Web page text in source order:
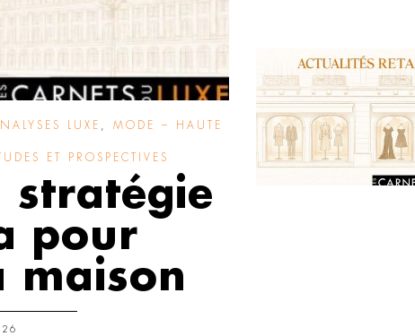
LUXE MODE – HAUTE
ET PROSPECTIVES
stratégie
pour
maison